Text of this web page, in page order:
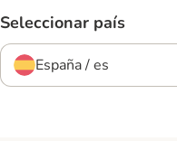
Seleccionar país
España / es